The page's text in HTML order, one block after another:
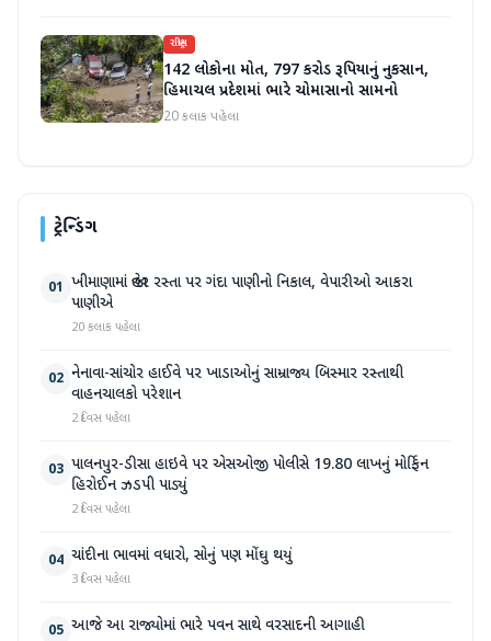
રાષ્ટ્રીય
142 લોકોના મોત, 797 કરોડ રૂપિયાનું નુકસાન,
હિમાચલ પ્રદેશમાં ભારે ચોમાસાનો સામનો
20 કલાક પહેલા
ટ્રેન્ડિંગ
01 ખીમાણામાં જાહેર રસ્તા પર ગંદા પાણીનો નિકાલ, વેપારીઓ આકરા
પાણીએ
20 કલાક પહેલા
02 નેનાવા-સાંચોર હાઈવે પર ખાડાઓનું સામ્રાજ્ય બિસ્માર રસ્તાથી
વાહનચાલકો પરેશાન
2 દિવસ પહેલા
03 પાલનપુર-ડીસા હાઇવે પર એસઓજી પોલીસે 19.80 લાખનું મોર્ફિન
હિરોઈન ઝડપી પાડ્યું
2 દિવસ પહેલા
04 ચાંદીના ભાવમાં વધારો, સોનું પણ મોંઘુ થયું
3 દિવસ પહેલા
05 આજે આ રાજ્યોમાં ભારે પવન સાથે વરસાદની આગાહી